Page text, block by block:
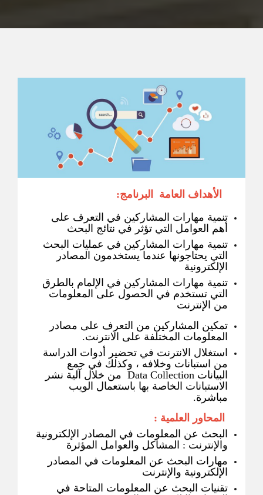
الأهداف العامة البرنامج:
تنمية مهارات المشاركين في التعرف على
أهم العوامل التي تؤثر في نتائج البحث
تنمية مهارات المشاركين في عمليات البحث
التي يحتاجونها عندما يستخدمون المصادر
الإلكترونية
تنمية مهارات المشاركين في الإلمام بالطرق
التي تستخدم في الحصول على المعلومات
من الإنترنت
تمكين المشاركين من التعرف على مصادر
المعلومات المختلفة على الانترنت.
استغلال الانترنت في تحضير أدوات الدراسة
من استبانات وخلافه ، وكذلك في جمع
البيانات Data Collection من خلال آلية نشر
الاستبانات الخاصة بها باستعمال الويب
مباشرة.
المحاور العلمية :
البحث عن المعلومات في المصادر الإلكترونية
والإنترنت : المشاكل والعوامل المؤثرة
مهارات البحث عن المعلومات في المصادر
الإلكترونية والإنترنت
تقنيات البحث عن المعلومات المتاحة في